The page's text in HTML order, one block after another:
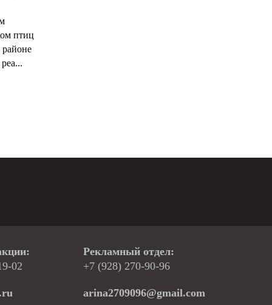
птиц
02
Рекламный отдел:
+7 (928) 270-90-96
arina2709096@gmail.com